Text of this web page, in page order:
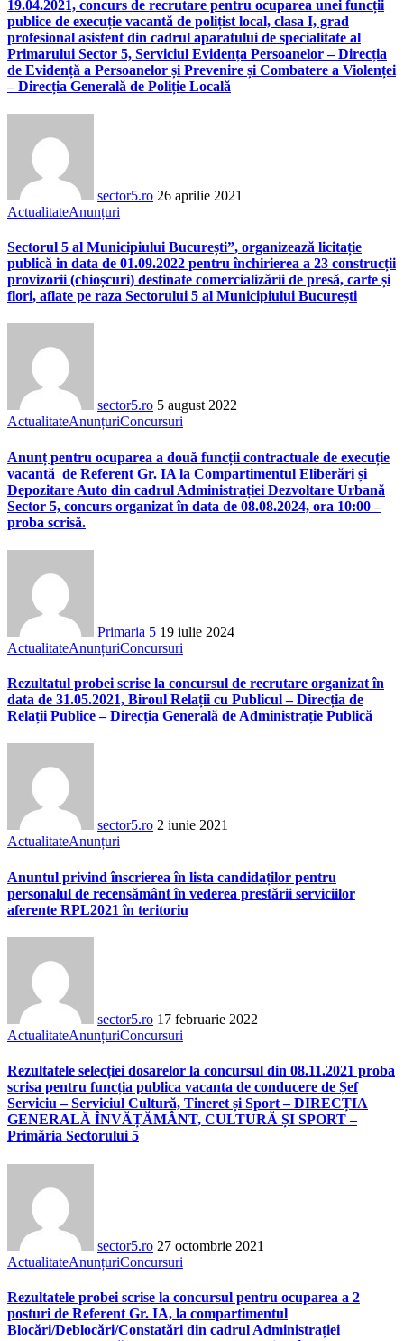
19.04.2021, concurs de recrutare pentru ocuparea unei funcții
publice de execuție vacantă de polițist local, clasa I, grad
profesional asistent din cadrul aparatului de specialitate al
Primarului Sector 5, Serviciul Evidența Persoanelor – Direcția
de Evidență a Persoanelor și Prevenire și Combatere a Violenței
– Direcția Generală de Poliție Locală
sector5.ro 26 aprilie 2021
ActualitateAnunțuri
Sectorul 5 al Municipiului București”, organizează licitație
publică in data de 01.09.2022 pentru închirierea a 23 construcții
provizorii (chioșcuri) destinate comercializării de presă, carte și
flori, aflate pe raza Sectorului 5 al Municipiului București
sector5.ro 5 august 2022
ActualitateAnunțuriConcursuri
Anunț pentru ocuparea a două funcții contractuale de execuție
vacantă de Referent Gr. IA la Compartimentul Eliberări și
Depozitare Auto din cadrul Administrației Dezvoltare Urbană
Sector 5, concurs organizat în data de 08.08.2024, ora 10:00 –
proba scrisă.
Primaria 5 19 iulie 2024
ActualitateAnunțuriConcursuri
Rezultatul probei scrise la concursul de recrutare organizat în
data de 31.05.2021, Biroul Relații cu Publicul – Direcția de
Relații Publice – Direcția Generală de Administrație Publică
sector5.ro 2 iunie 2021
ActualitateAnunțuri
Anuntul privind înscrierea în lista candidaților pentru
personalul de recensământ în vederea prestării serviciilor
aferente RPL2021 în teritoriu
sector5.ro 17 februarie 2022
ActualitateAnunțuriConcursuri
Rezultatele selecției dosarelor la concursul din 08.11.2021 proba
scrisa pentru funcția publica vacanta de conducere de Șef
Serviciu – Serviciul Cultură, Tineret și Sport – DIRECȚIA
GENERALĂ ÎNVĂȚĂMÂNT, CULTURĂ ȘI SPORT –
Primăria Sectorului 5
sector5.ro 27 octombrie 2021
ActualitateAnunțuriConcursuri
Rezultatele probei scrise la concursul pentru ocuparea a 2
posturi de Referent Gr. IA, la compartimentul
Blocări/Deblocări/Constatări din cadrul Administrației